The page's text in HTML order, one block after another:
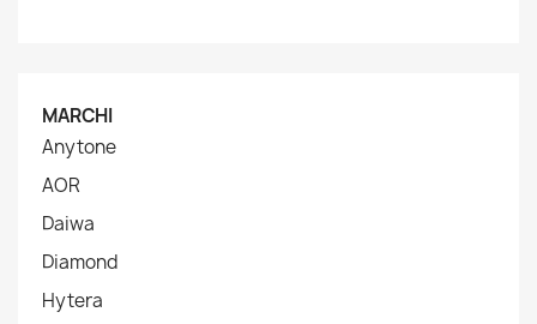
MARCHI
Anytone
AOR
Daiwa
Diamond
Hytera